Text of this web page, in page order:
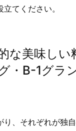
てください。
な美味しい
・B-1グラ
、それぞれが独